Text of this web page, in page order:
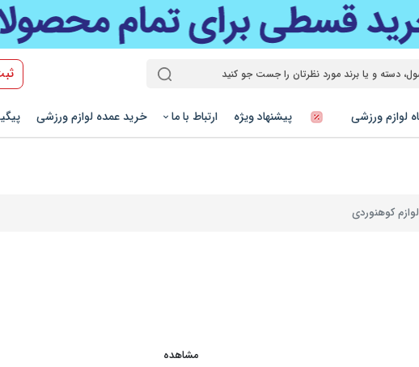
لوازم ورزشی پیشنهاد ویژه ارتباط با ما خرید عمده لوازم ورزشی
لوازم کوهنوردی
مشاهده